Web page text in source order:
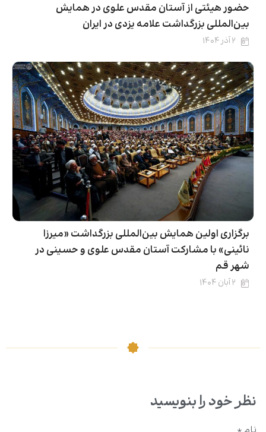
حضور هیئتی از آستان مقدس علوی در همایش
بین‌المللی بزرگداشت علامه یزدی در ایران
۲ آذر ۱۴۰۴
برگزاری اولین همایش بین‌المللی بزرگداشت «میرزا
نائینی» با مشارکت آستان مقدس علوی و حسینی در
شهر قم
۲ آبان ۱۴۰۴
نظر خود را بنویسید